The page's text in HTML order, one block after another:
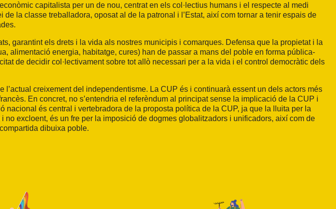
capitalista per un de nou, centrat en els col·lectius humans i el respecte al medi
la classe treballadora, oposat al de la patronal i l’Estat, així com tornar a tenir espais de
garantint els drets i la vida als nostres municipis i comarques. Defensa que la propietat i la
alimentació energia, habitatge, cures) han de passar a mans del poble en forma pública-
de decidir col·lectivament sobre tot allò necessari per a la vida i el control democràtic dels
creixement del independentisme. La CUP és i continuarà essent un dels actors més
En concret, no s’entendria el referèndum al principat sense la implicació de la CUP i
nacional és central i vertebradora de la proposta política de la CUP, ja que la lluita per la
excloent, és un fre per la imposició de dogmes globalitzadors i unificadors, així com de
dibuixa poble.